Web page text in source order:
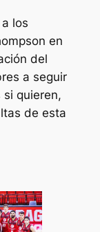
los
en
del
a seguir
quieren,
de esta